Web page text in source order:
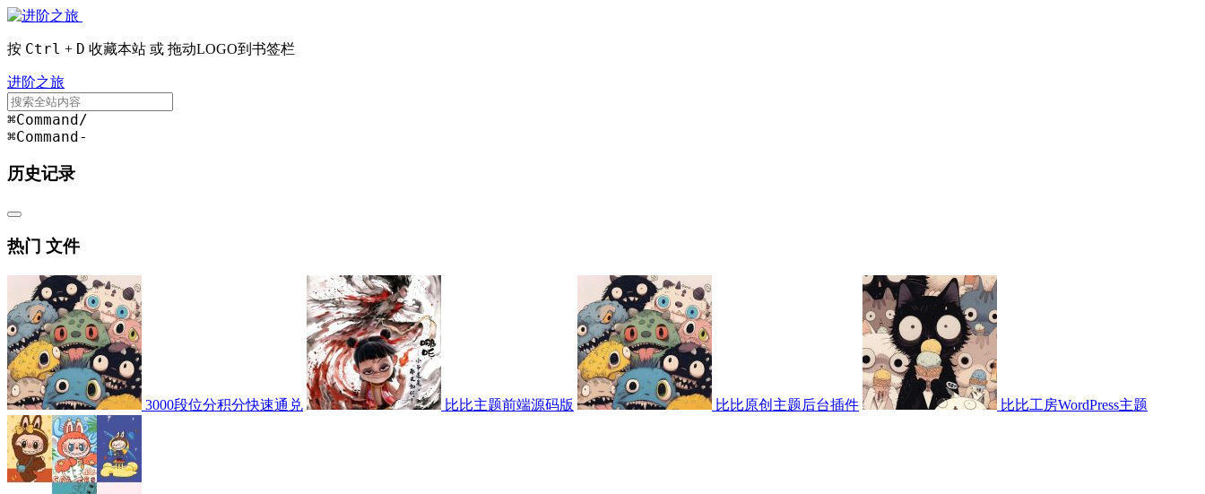
按 Ctrl + D 收藏本站 或 拖动LOGO到书签栏
进阶之旅
⌘Command/
⌘Command-
历史记录
热门 文件
3000段位分积分快速通兑 比比主题前端源码版 比比原创主题后台插件 比比工房WordPress主题